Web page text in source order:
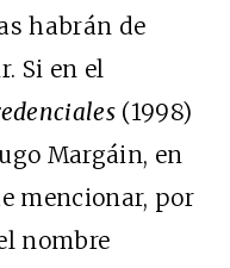
habrán de
Si en el
(1998)
Margáin, en
mencionar, por
nombre